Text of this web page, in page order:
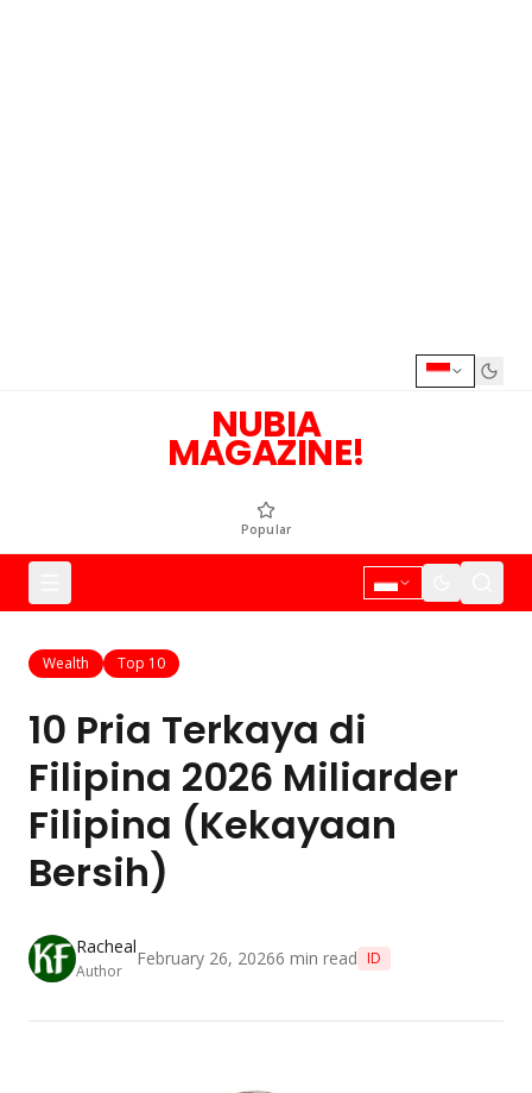
NUBIA
MAGAZINE!
Popular
Wealth Top 10
10 Pria Terkaya di
Filipina 2026 Miliarder
Filipina (Kekayaan
Bersih)
Racheal
Author
February 26, 20266 min read ID